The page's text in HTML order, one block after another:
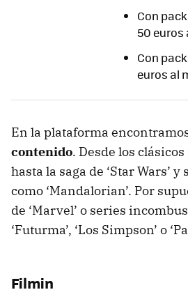
Con
50 euros
Con
euros al
En la plataforma
contenido. Desde los
hasta la saga de ‘Star Wars’
como ‘Mandalorian’. Por
de ‘Marvel’ o series
‘Futurma’, ‘Los Simpson’ o
Filmin